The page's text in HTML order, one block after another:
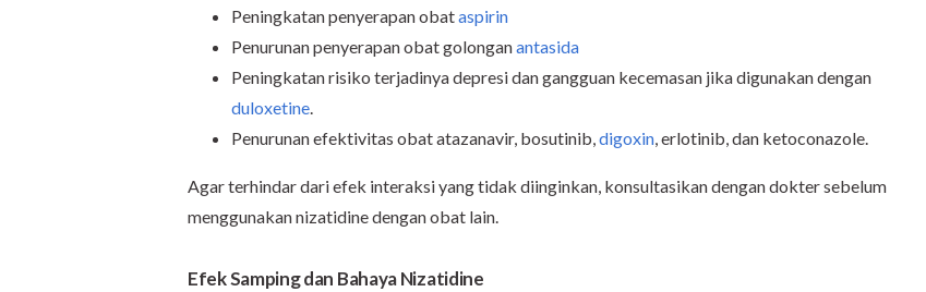
Peningkatan penyerapan obataspirin
Penurunan penyerapan obat golonganantasida
Peningkatan risiko terjadinya depresi dan gangguan kecemasan jika digunakan dengan
duloxetine.
Penurunan efektivitas obat atazanavir, bosutinib,digoxin, erlotinib, dan ketoconazole.
Agar terhindar dari efek interaksi yang tidak diinginkan, konsultasikan dengan dokter sebelum
menggunakan nizatidine dengan obat lain.
Efek Samping dan Bahaya Nizatidine